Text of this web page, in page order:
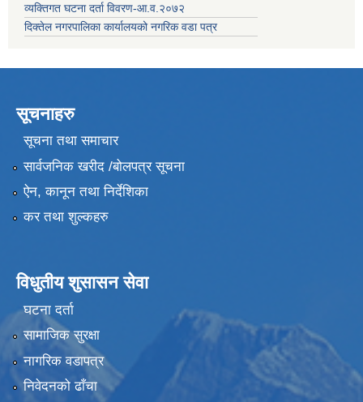
व्यक्तिगत घटना दर्ता विवरण-आ.व.२०७२
दिक्तेल नगरपालिका कार्यालयको नगरिक वडा पत्र
सूचनाहरु
सूचना तथा समाचार
सार्वजनिक खरीद /बोलपत्र सूचना
ऐन, कानून तथा निर्देशिका
कर तथा शुल्कहरु
विधुतीय शुसासन सेवा
घटना दर्ता
सामाजिक सुरक्षा
नागरिक वडापत्र
निवेदनको ढाँचा